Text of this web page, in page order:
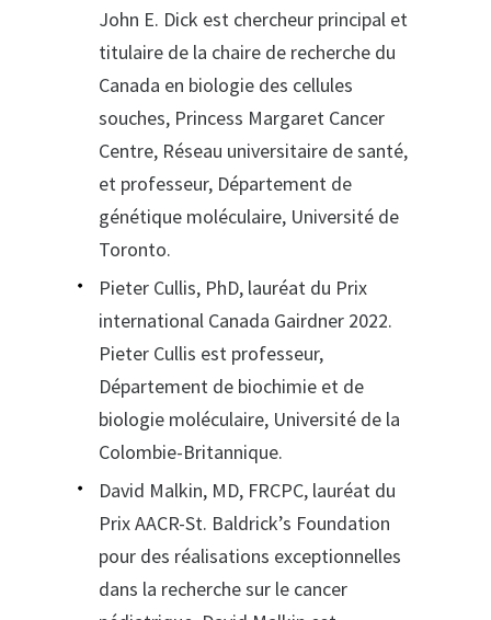
John E. Dick est chercheur principal et
titulaire de la chaire de recherche du
Canada en biologie des cellules
souches, Princess Margaret Cancer
Centre, Réseau universitaire de santé,
et professeur, Département de
génétique moléculaire, Université de
Toronto.
Pieter Cullis, PhD, lauréat du Prix
international Canada Gairdner 2022.
Pieter Cullis est professeur,
Département de biochimie et de
biologie moléculaire, Université de la
Colombie-Britannique.
David Malkin, MD, FRCPC, lauréat du
Prix AACR-St. Baldrick’s Foundation
pour des réalisations exceptionnelles
dans la recherche sur le cancer